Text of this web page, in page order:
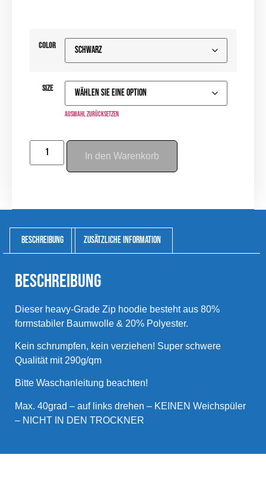
Color
Size
Auswahl zurücksetzen
In den Warenkorb
Beschreibung Zusätzliche Information
Beschreibung
Dieser heavy-Grade Zip hoodie besteht aus 80%
formstabiler Baumwolle & 20% Polyester.
Kein schrumpfen, kein verziehen! Super schwere
Qualität mit 290g/qm
Bitte Waschanleitung beachten!
Max. 40grad – auf links drehen – KEINEN Weichspüler
– NICHT IN DEN TROCKNER